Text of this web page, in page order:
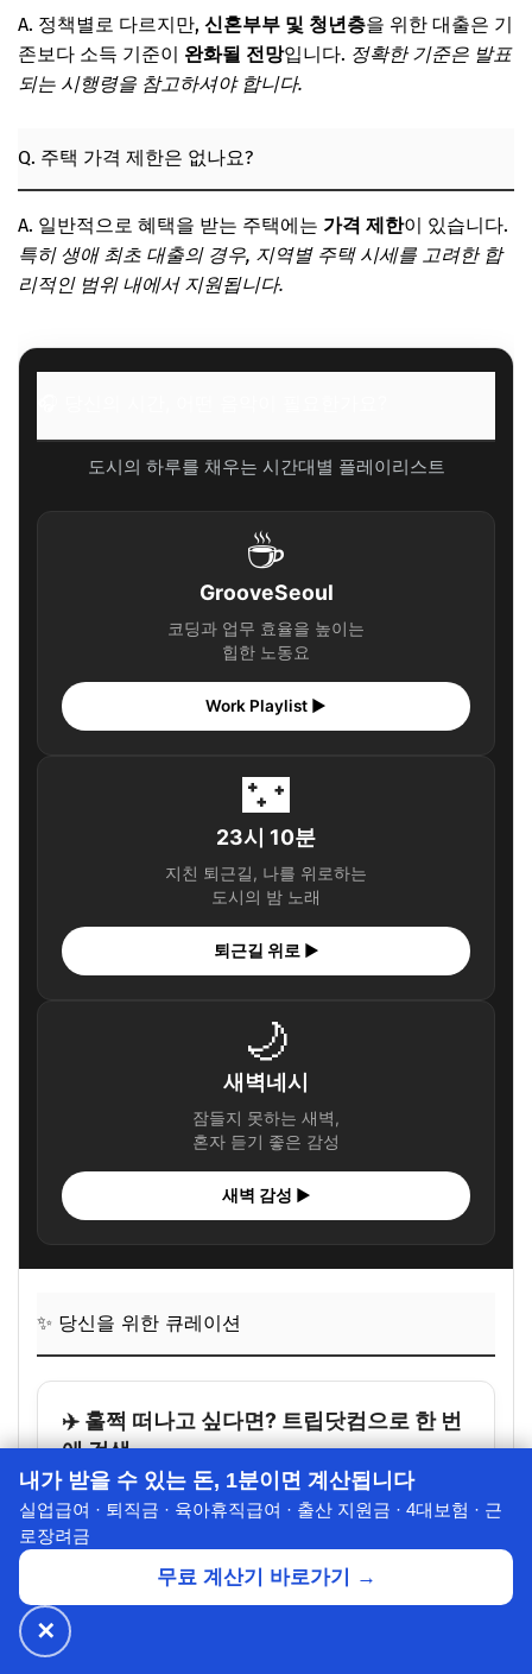
A. 정책별로 다르지만, 신혼부부 및 청년층을 위한 대출은 기
존보다 소득 기준이 완화될 전망입니다. 정확한 기준은 발표
되는 시행령을 참고하셔야 합니다.
Q. 주택 가격 제한은 없나요?
A. 일반적으로 혜택을 받는 주택에는 가격 제한이 있습니다.
특히 생애 최초 대출의 경우, 지역별 주택 시세를 고려한 합
리적인 범위 내에서 지원됩니다.
도시의 하루를 채우는 시간대별 플레이리스트
☕
GrooveSeoul
코딩과 업무 효율을 높이는
힙한 노동요
Work Playlist ▶
🌃
23시 10분
지친 퇴근길, 나를 위로하는
도시의 밤 노래
퇴근길 위로 ▶
🌙
새벽네시
잠들지 못하는 새벽,
혼자 듣기 좋은 감성
새벽 감성 ▶
✨ 당신을 위한 큐레이션
✈️ 훌쩍 떠나고 싶다면? 트립닷컴으로 한 번
에 검색
여행지랑 날짜만 넣으면Trip.com에서
호텔 · 항공 · 기차 특가를 한 번에 비교할 수 있어요.
내가 받을 수 있는 돈, 1분이면 계산됩니다
실업급여 · 퇴직금 · 육아휴직급여 · 출산 지원금 · 4대보험 · 근
로장려금
무료 계산기 바로가기 →
✕
🔥 넷플릭스·디즈니+
⭐ 7년의 신뢰